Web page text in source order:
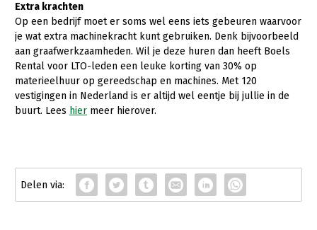
Extra krachten
Op een bedrijf moet er soms wel eens iets gebeuren waarvoor
je wat extra machinekracht kunt gebruiken. Denk bijvoorbeeld
aan graafwerkzaamheden. Wil je deze huren dan heeft Boels
Rental voor LTO-leden een leuke korting van 30% op
materieelhuur op gereedschap en machines. Met 120
vestigingen in Nederland is er altijd wel eentje bij jullie in de
buurt. Lees hier meer hierover.